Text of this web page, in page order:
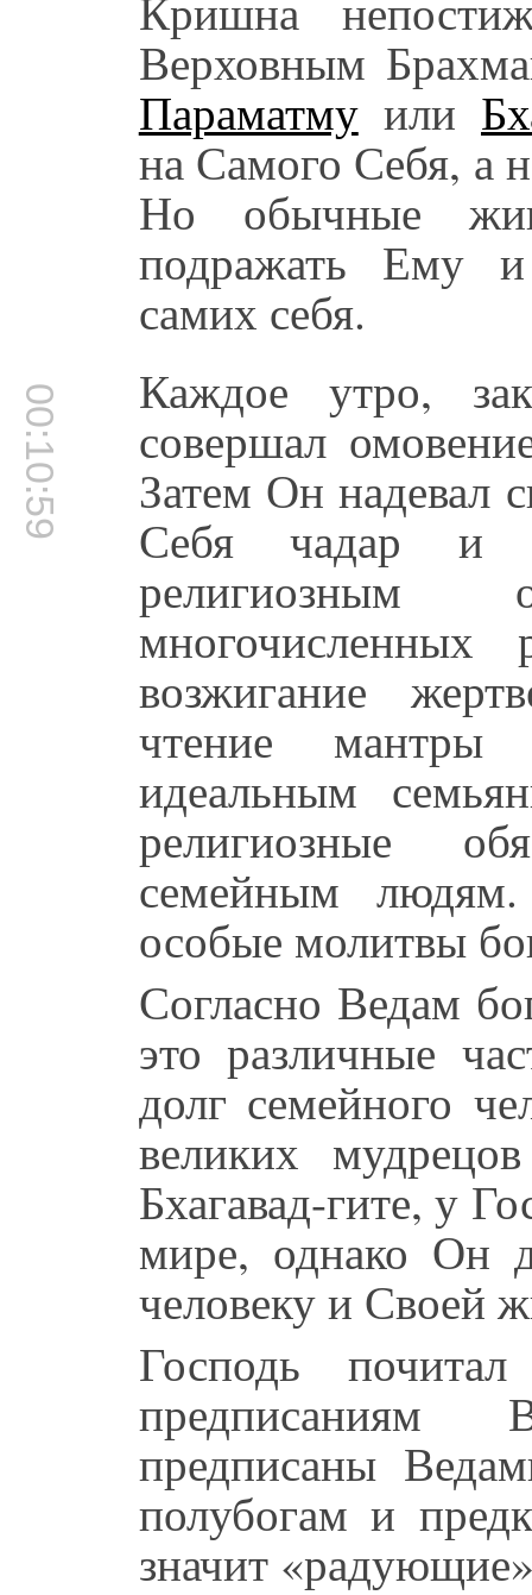
Верховным
Параматмуили
на Самого Себя, а
Но обычные
подражать Ему и
самих себя.
00:10:59 Каждое утро,
совершал
Затем Он надевал
Себя чадар и
многочисленных
возжигание
чтение
идеальным
религиозные
семейным
особые молитвы
Согласно Ведам
это различные
долг семейного
великих
Бхагавад-гите, у
мире, однако Он
человеку и Своей
Господь
предписаниям
предписаны
полубогам и
значит